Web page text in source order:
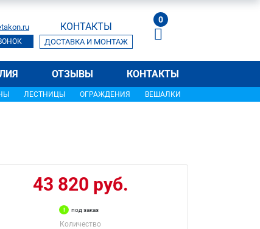
КОНТАКТЫ
ДОСТАВКА И МОНТАЖ
0
ОТЗЫВЫ КОНТАКТЫ
ЛЕСТНИЦЫ ОГРАЖДЕНИЯ ВЕШАЛКИ
43 820 руб.
под заказ
Количество